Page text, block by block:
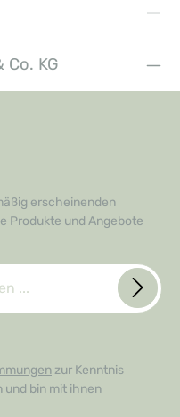
Co. KG
erscheinenden
Produkte und Angebote
zur Kenntnis
und bin mit ihnen